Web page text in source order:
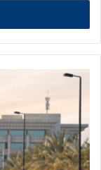
الكويت
تستضيف
مؤتمر
الإعلام
الأمني
الخليجي